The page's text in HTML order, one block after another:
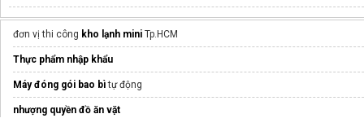
đơn vị thi công kho lạnh mini Tp.HCM
Thực phẩm nhập khẩu
Máy đóng gói bao bìtự động
nhượng quyền đồ ăn vặt